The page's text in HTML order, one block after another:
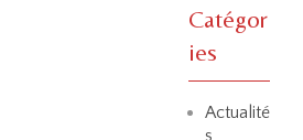
Catégor
ies
Actualité
s